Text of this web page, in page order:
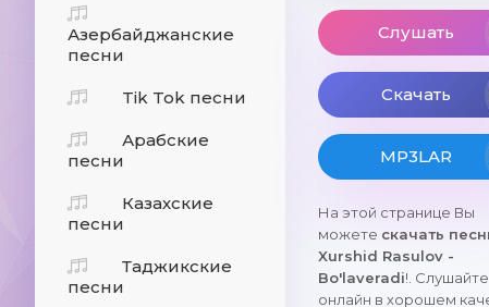
Азербайджанские
песни
Tik Tok песни
Арабские
песни
Казахские
песни
Таджикские
песни
Слушать
Скачать
MP3LAR
На этой странице Вы
можете скачать
Xurshid Rasulov -
Bo'laveradi!. Слушайте
онлайн в хорошем